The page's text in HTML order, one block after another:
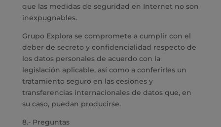
que las medidas de seguridad en Internet no son
inexpugnables.
Grupo Explora se compromete a cumplir con el
deber de secreto y confidencialidad respecto de
los datos personales de acuerdo con la
legislación aplicable, así como a conferirles un
tratamiento seguro en las cesiones y
transferencias internacionales de datos que, en
su caso, puedan producirse.
8.- Preguntas